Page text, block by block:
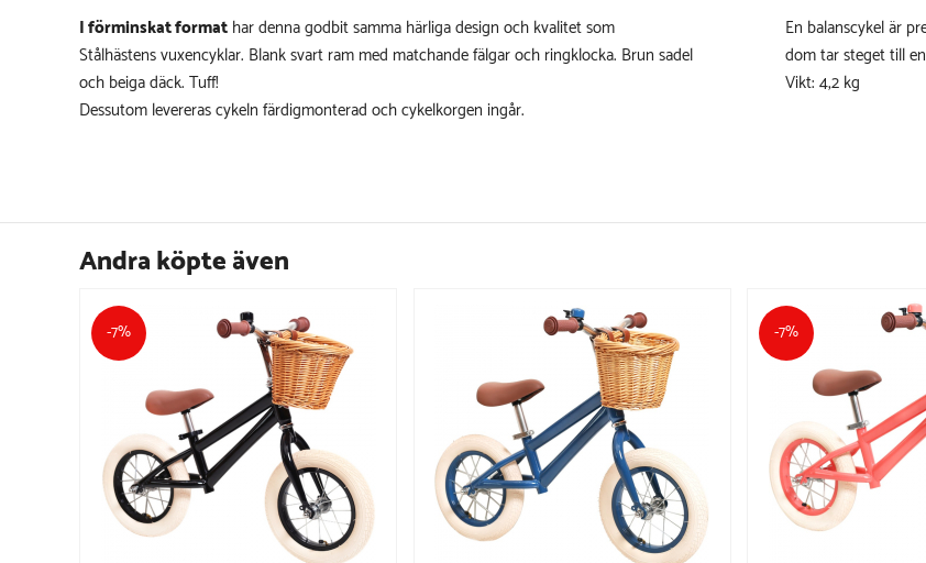
I förminskat format har denna godbit samma härliga design och kvalitet som
Stålhästens vuxencyklar. Blank svart ram med matchande fälgar och ringklocka. Brun sadel
och beiga däck. Tuff!
Dessutom levereras cykeln färdigmonterad och cykelkorgen ingår.
En balanscykel är
dom tar steget till
Vikt: 4,2 kg
Andra köpte även
-7% -7%